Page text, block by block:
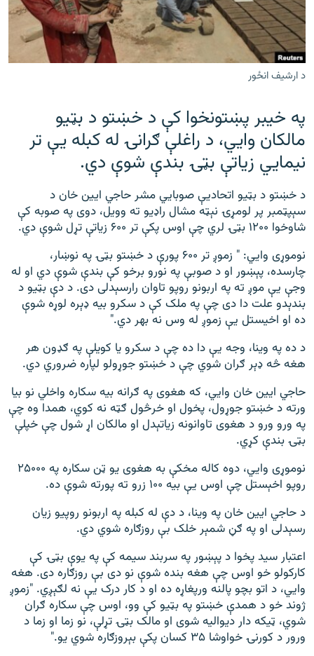
۱۴ ساعته راډیويي خپرونې
Gandhara
موږ وڅارئ
د ازادې اروپا راډیو ټولې ووبپاڼې
د ارشیف انځور
په خیبر پښتونخوا کې د خښتو د بټیو
مالکان وايي، د راغلې ګرانۍ له کبله یې تر
نیمايي زیاتې بټۍ بندې شوې دي.
د خښتو د بټیو اتحادیې صوبايي مشر حاجي ایین خان د
سېپټمبر پر لومړۍ نېټه مشال راډیو ته وویل، دوی په صوبه کې
شاوخوا ۱۲۰۰ بټۍ لري چې اوس پکې تر ۶۰۰ زیاتې تړل شوې دي.
نوموړی وايي: " زموږ تر ۶۰۰ پورې د خښتو بټۍ په نوښار،
چارسده، پېښور او د صوبې په نورو برخو کې بندې شوې دي او له
وجې یې موږ ته په اربونو روپو تاوان رارسېدلی دی. د دې بټیو د
بندېدو علت دا دی چې په ملک کې د سکرو بیه ډېره لوړه شوې
ده او اخیستل یې زموږ له وس نه بهر دي."
د ده په وینا، وجه یې دا ده چې د سکرو یا کویلې په ګډون هر
هغه څه ډېر ګران شوي چې د خښتو جوړولو لپاره ضروري دي.
حاجي ایین خان وايي، که هغوی په ګرانه بیه سکاره واخلي نو بیا
ورته د خښتو جوړول، پخول او خرڅول ګټه نه کوي، همدا وه چې
په ورو ورو د هغوی تاوانونه زیاتېدل او مالکان اړ شول چې خپلې
بټۍ بندې کړي.
نوموړی وايي، دوه کاله مخکې به هغوی یو ټن سکاره په ۲۵۰۰۰
روپو اخېستل چې اوس یې بیه ۱۰۰ زرو ته پورته شوې ده.
د حاجي ایین خان په وینا، د دې له کبله په اربونو روپيو زیان
رسېدلی او په ګڼ شمېر خلک بې روزګاره شوي دي.
اعتبار سید پخوا د پېښور په سربند سیمه کې په یوې بټۍ کې
کارکولو خو اوس چې هغه بنده شوې نو دی بې روزګاره دی. هغه
وايي، د اتو بچو پالنه ورپغاړه ده او د کار درک یې نه لګېږي. "زموږ
ژوند خو د همدې خښتو په بټیو کې وو، اوس چې سکاره ګران
شوي، ټیکه دار دیوالیه شوی او مالک بټۍ تړلې، نو زما او زما د
ورور د کورنۍ خواوشا ۳۵ کسان پکې بېروزګاره شوي یو."